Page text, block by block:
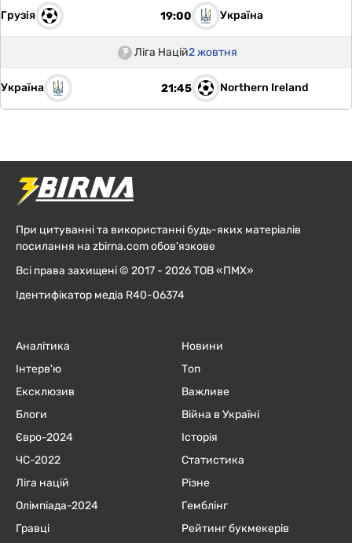
Грузія 19:00 Україна
Ліга Націй2 жовтня
Україна 21:45 Northern Ireland
При цитуванні та використанні будь-яких матеріалів
посилання на zbirna.com обов'язкове
Всі права захищені © 2017 - 2026 ТОВ «ПМХ»
Ідентифікатор медіа R40-06374
Аналітика
Інтерв'ю
Ексклюзив
Блоги
Євро-2024
ЧC-2022
Ліга націй
Олімпіада-2024
Гравці
Новини
Топ
Важливе
Війна в Україні
Історія
Статистика
Різне
Гемблінг
Рейтинг букмекерів